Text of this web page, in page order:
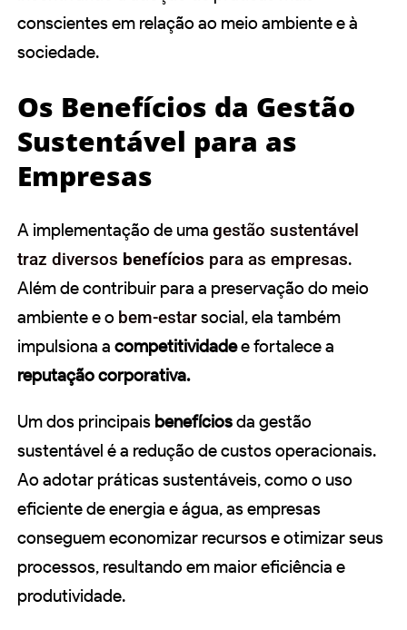
conscientes em relação ao meio ambiente e à
sociedade.
Os Benefícios da Gestão
Sustentável para as
Empresas
A implementação de uma gestão sustentável
traz diversos benefícios para as empresas.
Além de contribuir para a preservação do meio
ambiente e o bem-estarsocial, ela também
impulsiona a competitividadee fortalece a
reputação corporativa.
Um dos principais benefíciosda gestão
sustentável é a redução de custos operacionais.
Ao adotar práticas sustentáveis, como o uso
eficiente de energia e água, as empresas
conseguem economizar recursos e otimizar seus
processos, resultando em maior eficiência e
produtividade.